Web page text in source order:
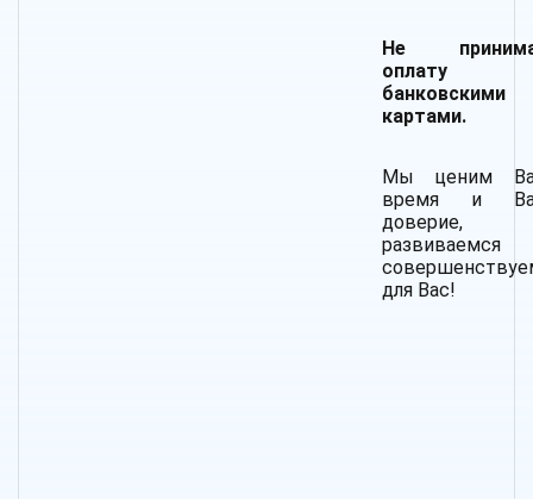
Не
оплату
банковскими
картами.
Мы ценим
время и
доверие,
для Вас!